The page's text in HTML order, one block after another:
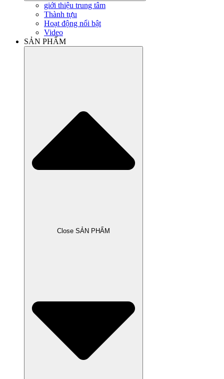
giới thiệu trung tâm
Thành tựu
Hoạt động nổi bật
Video
SẢN PHẨM
Close SẢN PHẨM